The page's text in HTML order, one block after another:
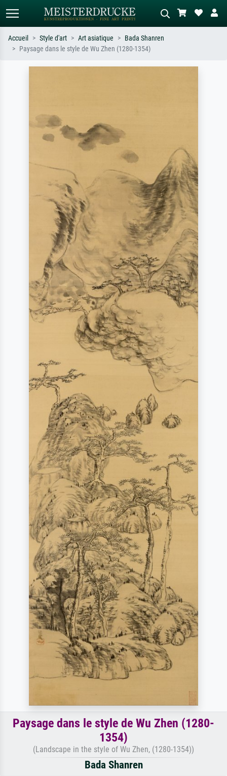
Accueil Style d'art Art asiatique
Bada Shanren
Paysage dans le style de Wu Zhen (1280-1354)
Paysage dans le style de Wu Zhen (1280-
1354)
(Landscape in the style of Wu Zhen, (1280-1354))
Bada Shanren